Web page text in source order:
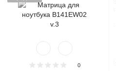
0